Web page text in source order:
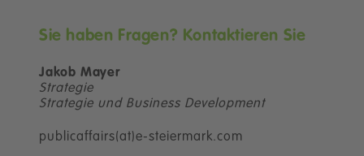
Sie haben Fragen? Kontaktieren Sie
Jakob Mayer
Strategie
Strategie und Business Development
publicaffairs(at)e-steiermark.com